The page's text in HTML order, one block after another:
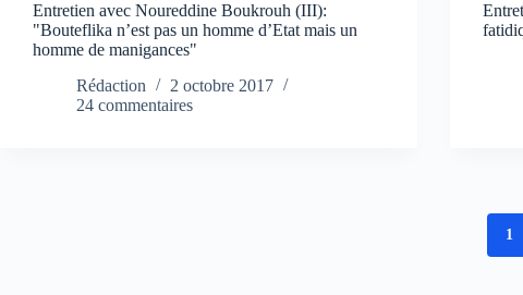
Entretien avec Noureddine Boukrouh (III):
"Bouteflika n’est pas un homme d’Etat mais un
homme de manigances"
Rédaction
2 octobre 2017
24 commentaires
1